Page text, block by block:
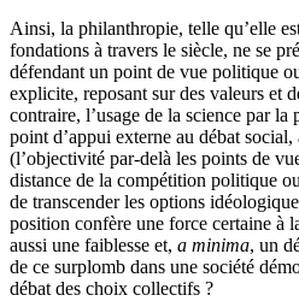
Ainsi, la philanthropie, telle qu’elle
fondations à travers le siècle, ne se
défendant un point de vue politique
explicite, reposant sur des valeurs et
contraire, l’usage de la science par
point d’appui externe au débat
(l’objectivité par-delà les points de
distance de la compétition politique
de transcender les options
position confère une force certaine à
aussi une faiblesse et, a minima, un
de ce surplomb dans une société
débat des choix collectifs ?